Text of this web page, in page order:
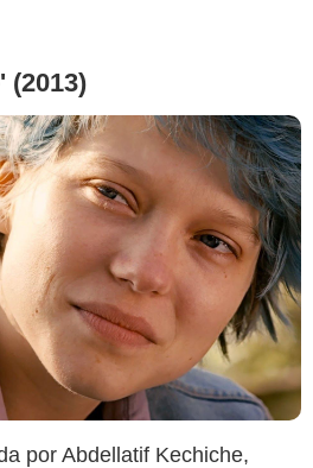
(2013)
por Abdellatif Kechiche,